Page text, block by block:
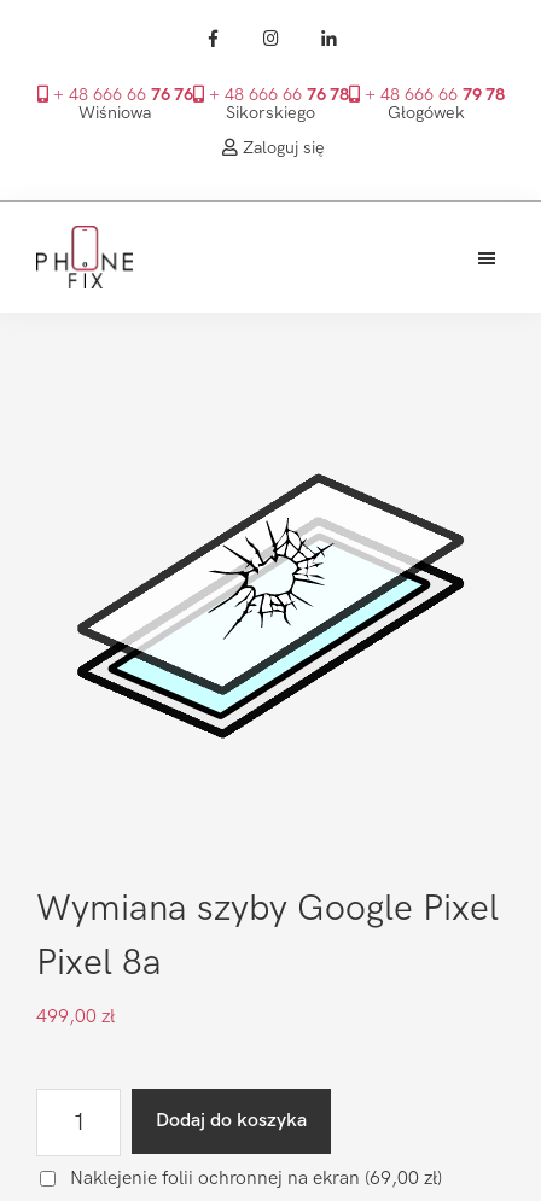
+ 48 666 66 76 76
Wiśniowa
+ 48 666 66 76 78
Sikorskiego
+ 48 666 66 79 78
Głogówek
Zaloguj się
głównego
Wymiana szyby Google Pixel
Pixel 8a
499,00 zł
szyby
Dodaj do koszyka
Naklejenie folii ochronnej na ekran (69,00 zł)